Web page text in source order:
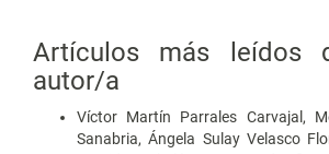
Artículos más leídos
autor/a
Víctor Martín Parrales Carvajal,
Sanabria, Ángela Sulay Velasco